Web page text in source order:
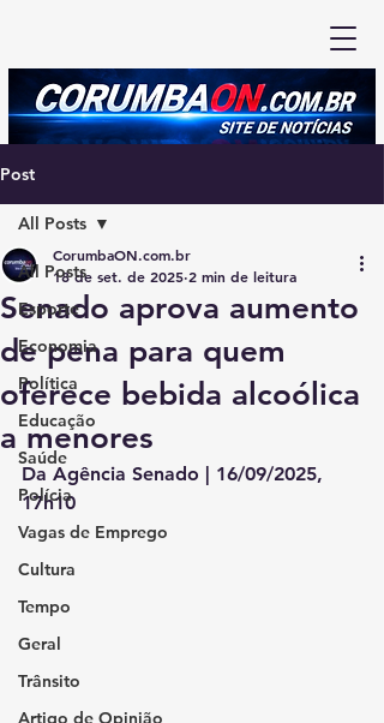
Post
All Posts
Esporte
Economia
Política
Educação
Saúde
Polícia
Vagas de Emprego
Cultura
Tempo
Geral
Trânsito
Artigo de Opinião
All Posts
Senado aprova aumento
de pena para quem
oferece bebida alcoólica
a menores
CorumbaON.com.br
18 de set. de 2025 2 min de leitura
Da Agência Senado | 16/09/2025,
17h10